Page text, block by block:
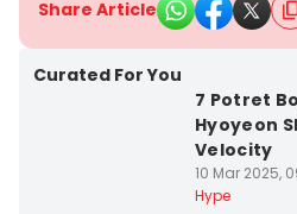
Share Article
Curated For You
7 Potret
Hyoyeon
Velocity
10 Mar 2025,
Hype